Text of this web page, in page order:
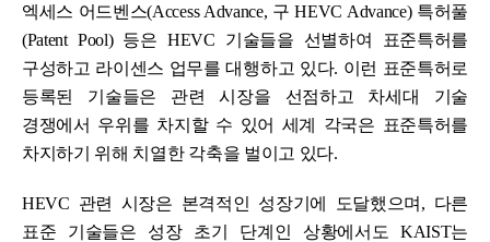
엑세스 어드벤스(Access Advance, 구 HEVC Advance) 특허풀
(Patent Pool) 등은 HEVC 기술들을 선별하여 표준특허를
구성하고 라이센스 업무를 대행하고 있다. 이런 표준특허로
등록된 기술들은 관련 시장을 선점하고 차세대 기술
경쟁에서 우위를 차지할 수 있어 세계 각국은 표준특허를
차지하기 위해 치열한 각축을 벌이고 있다.
HEVC 관련 시장은 본격적인 성장기에 도달했으며, 다른
표준 기술들은 성장 초기 단계인 상황에서도 KAIST는